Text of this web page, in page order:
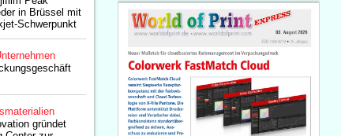
in Brüssel mit
Schwerpunkt
gründet